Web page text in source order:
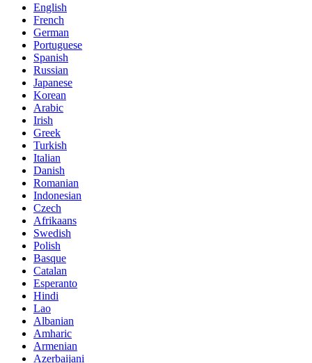
English
French
German
Portuguese
Spanish
Russian
Japanese
Korean
Arabic
Irish
Greek
Turkish
Italian
Danish
Romanian
Indonesian
Czech
Afrikaans
Swedish
Polish
Basque
Catalan
Esperanto
Hindi
Lao
Albanian
Amharic
Armenian
Azerbaijani